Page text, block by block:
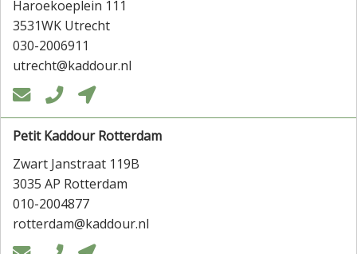
Haroekoeplein 111
3531WK Utrecht
030-2006911
utrecht@kaddour.nl
  
Petit Kaddour Rotterdam
Zwart Janstraat 119B
3035 AP Rotterdam
010-2004877
rotterdam@kaddour.nl